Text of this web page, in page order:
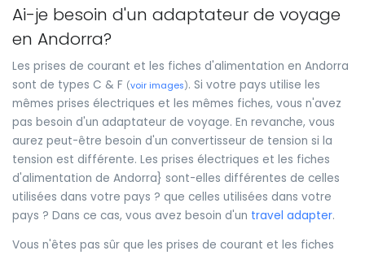
Ai-je besoin d'un adaptateur de voyage
en Andorra?
Les prises de courant et les fiches d'alimentation en Andorra
sont de types C & F (voir images). Si votre pays utilise les
mêmes prises électriques et les mêmes fiches, vous n'avez
pas besoin d'un adaptateur de voyage. En revanche, vous
aurez peut-être besoin d'un convertisseur de tension si la
tension est différente. Les prises électriques et les fiches
d'alimentation de Andorra} sont-elles différentes de celles
utilisées dans votre pays ? que celles utilisées dans votre
pays ? Dans ce cas, vous avez besoin d'un travel adapter.
Vous n'êtes pas sûr que les prises de courant et les fiches